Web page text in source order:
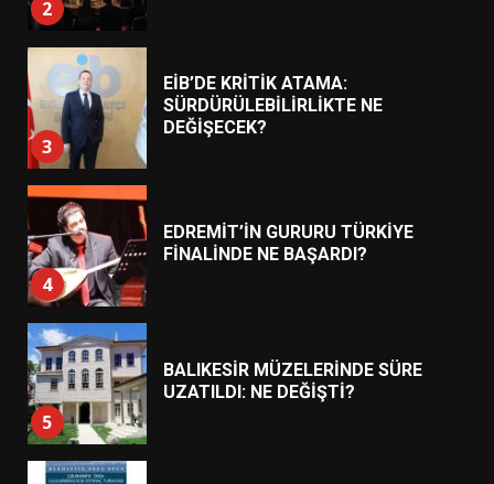
2
3
EİB’DE KRİTİK ATAMA:
SÜRDÜRÜLEBİLİRLİKTE NE
DEĞİŞECEK?
4
EDREMİT’İN GURURU TÜRKİYE
FİNALİNDE NE BAŞARDI?
5
BALIKESİR MÜZELERİNDE SÜRE
UZATILDI: NE DEĞİŞTİ?